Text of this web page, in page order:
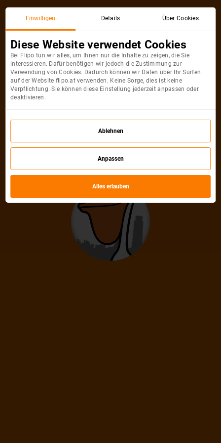
Aktionsticket
Entschuldigung, diese Ticket für die
Stadt ist nicht mehr verfügbar
Einwilligen Details Über Cookies
Diese Website verwendet Cookies
Bei Flipo tun wir alles, um Ihnen nur die Inhalte zu zeigen, die Sie
interessieren. Dafür benötigen wir jedoch die Zustimmung zur
Verwendung von Cookies. Dadurch können wir Daten über Ihr Surfen
auf der Website flipo.at verwenden. Keine Sorge, dies ist keine
Verpflichtung. Sie können diese Einstellung jederzeit anpassen oder
deaktivieren.
Ablehnen
Anpassen
Alles erlauben